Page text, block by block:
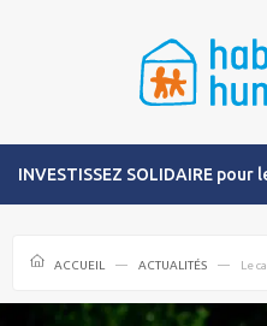
INVESTISSEZ SOLIDAIRE
ACCUEIL ACTUALITÉS Le